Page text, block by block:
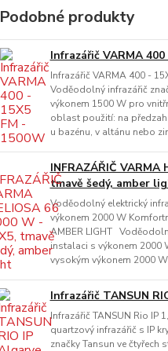
Podobné produkty
Infrazářič VARMA
Infrazářič VARMA 400 -
Voděodolný infrazářič
výkonem 1500 W pro
oblast použití: na
u bazénu, v altánu nebo
INFRAZÁŘIČ VARMA
tmavě šedý, amber
Voděodolný elektrický
výkonem 2000 W
AMBER LIGHT
instalaci s výkonem 2000
vysokým výkonem 2000
Infrazářič TANSUN
Infrazářič TANSUN Rio IP
quartzový infrazářič s IP
značky Tansun ve čtyřech